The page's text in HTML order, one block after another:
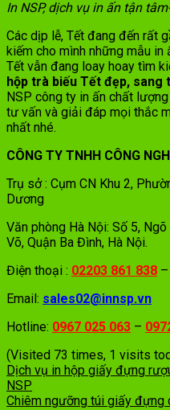
In NSP, dịch vụ in ấn tận
Các dịp lễ, Tết đang đến rất
kiếm cho mình những mẫu
Tết vẫn đang loay hoay tìm
hộp trà biếu Tết đẹp, sang
NSP công ty in ấn chất
tư vấn và giải đáp mọi thắc
nhất nhé.
CÔNG TY TNHH CÔNG
Trụ sở : Cụm CN Khu 2,
Dương
Văn phòng Hà Nội: Số 5,
Võ, Quận Ba Đình, Hà Nội.
Điện thoại : 02203 861 838 –
Email: sales02@innsp.vn
Hotline: 0967 025 063 –
(Visited 73 times, 1 visits
Dịch vụ in hộp giấy đựng
NSP
Chiêm ngưỡng túi giấy đựng